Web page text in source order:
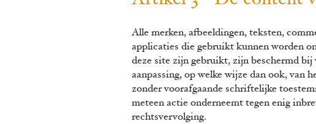
Alle merken, afbeeldingen, teksten,
applicaties die gebruikt kunnen worden
deze site zijn gebruikt, zijn beschermd
aanpassing, op welke wijze dan ook, van
zonder voorafgaande schriftelijke
meteen actie onderneemt tegen enig
rechtsvervolging.